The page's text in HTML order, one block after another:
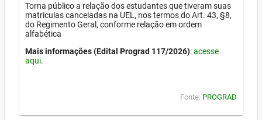
Torna público a relação dos estudantes que tiveram suas
matrículas canceladas na UEL, nos termos do Art. 43, §8,
do Regimento Geral, conforme relação em ordem
alfabética
Mais informações (Edital Prograd 117/2026):acesse
aqui.
Fonte: PROGRAD